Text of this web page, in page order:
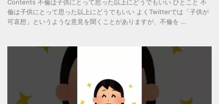
Contents 不倫は子供にとって思った以上にどうでもいい ひとこと 不
倫は子供にとって思った以上にどうでもいい よくTwitterでは「子供が
可哀想」というような意見を聞くことがありますが、不倫を ...